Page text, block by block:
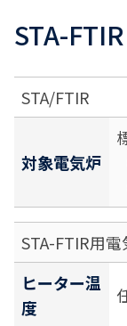
STA-
STA/FTIR
対象電気炉
STA-FTIR用
ヒーター温
度